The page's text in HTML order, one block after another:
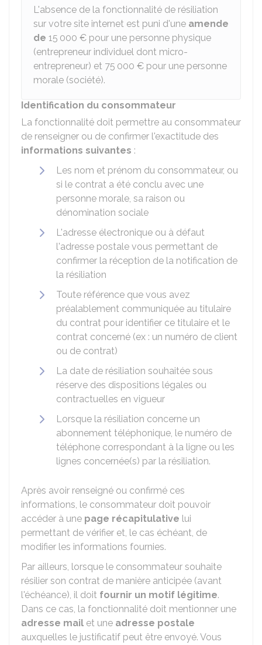
L'absence de la fonctionnalité de résiliation
sur votre site internet est puni d'une amende
de 15 000 € pour une personne physique
(entrepreneur individuel dont micro-
entrepreneur) et 75 000 € pour une personne
morale (société).
Identification du consommateur
La fonctionnalité doit permettre au consommateur
de renseigner ou de confirmer l'exactitude des
informations suivantes :
Les nom et prénom du consommateur, ou
si le contrat a été conclu avec une
personne morale, sa raison ou
dénomination sociale
L'adresse électronique ou à défaut
l'adresse postale vous permettant de
confirmer la réception de la notification de
la résiliation
Toute référence que vous avez
préalablement communiquée au titulaire
du contrat pour identifier ce titulaire et le
contrat concerné (ex : un numéro de client
ou de contrat)
La date de résiliation souhaitée sous
réserve des dispositions légales ou
contractuelles en vigueur
Lorsque la résiliation concerne un
abonnement téléphonique, le numéro de
téléphone correspondant à la ligne ou les
lignes concernée(s) par la résiliation.
Après avoir renseigné ou confirmé ces
informations, le consommateur doit pouvoir
accéder à une page récapitulative lui
permettant de vérifier et, le cas échéant, de
modifier les informations fournies.
Par ailleurs, lorsque le consommateur souhaite
résilier son contrat de manière anticipée (avant
l'échéance), il doit fournir un motif légitime.
Dans ce cas, la fonctionnalité doit mentionner une
adresse mail et une adresse postale
auxquelles le justificatif peut être envoyé. Vous